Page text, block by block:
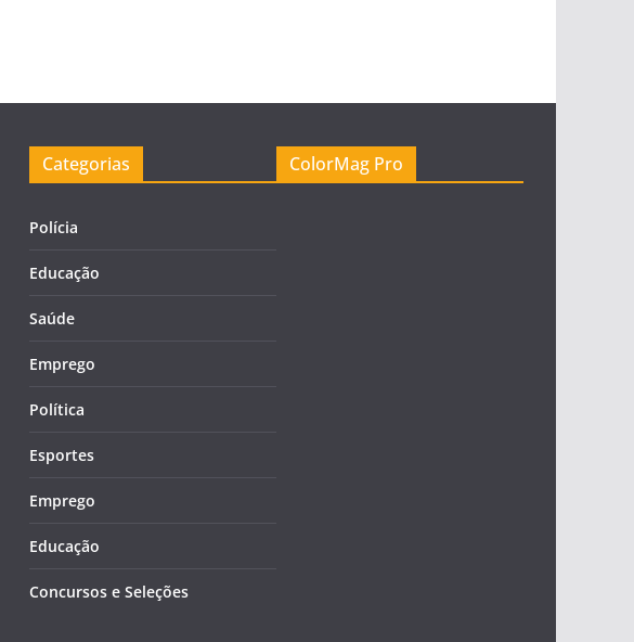
Categorias
Polícia
Educação
Saúde
Emprego
Política
Esportes
Emprego
Educação
Concursos e Seleções
ColorMag Pro